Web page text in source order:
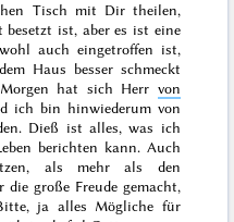
Tisch mit Dir theilen,
ist, aber es ist eine
auch eingetroffen ist,
Haus besser schmeckt
Morgen hat sich Herr von
ich bin hinwiederum von
Dieß ist alles, was ich
berichten kann. Auch
als mehr als den
große Freude gemacht,
ja alles Mögliche für